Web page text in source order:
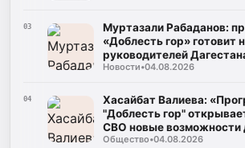
03
Муртазали Рабаданов:
«Доблесть гор» готовит
руководителей
Новости•04.08.2026
04
Хасайбат Валиева:
"Доблесть гор"
СВО новые возможности
Дагестану»
Общество•04.08.2026